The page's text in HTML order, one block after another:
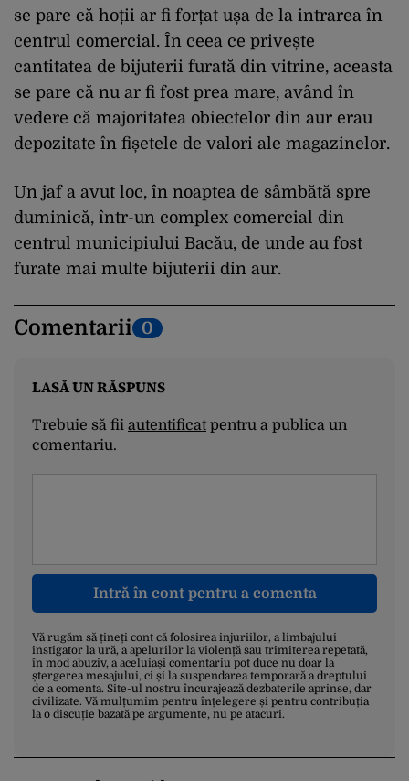
se pare că hoții ar fi forțat ușa de la intrarea în
centrul comercial. În ceea ce privește
cantitatea de bijuterii furată din vitrine, aceasta
se pare că nu ar fi fost prea mare, având în
vedere că majoritatea obiectelor din aur erau
depozitate în fișetele de valori ale magazinelor.
Un jaf a avut loc, în noaptea de sâmbătă spre
duminică, într-un complex comercial din
centrul municipiului Bacău, de unde au fost
furate mai multe bijuterii din aur.
Comentarii 0
LASĂ UN RĂSPUNS
Trebuie să fii autentificatpentru a publica un
comentariu.
Intră în cont pentru a comenta
Vă rugăm să țineți cont că folosirea injuriilor, a limbajului
instigator la ură, a apelurilor la violență sau trimiterea repetată,
în mod abuziv, a aceluiași comentariu pot duce nu doar la
ștergerea mesajului, ci și la suspendarea temporară a dreptului
de a comenta. Site-ul nostru încurajează dezbaterile aprinse, dar
civilizate. Vă mulțumim pentru înțelegere și pentru contribuția
la o discuție bazată pe argumente, nu pe atacuri.